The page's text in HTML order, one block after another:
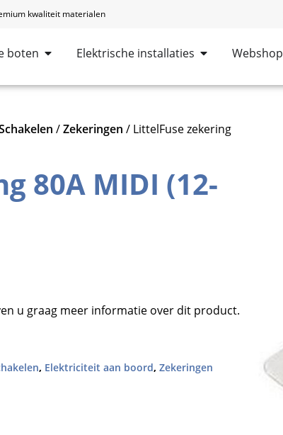
kwaliteit materialen
boten Elektrische installaties Webshop
/Zekeringen / LittelFuse zekering
80A MIDI (12-
u graag meer informatie over dit product.
, Elektriciteit aan boord, Zekeringen